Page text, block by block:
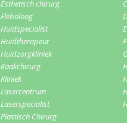
Esthetisch chirurg
Fleboloog
Huidspecialist
Huidtherapeut
Huidzorgkliniek
Kaakchirurg
Kliniek
Lasercentrum
Laserspecialist
Plastisch Chirurg